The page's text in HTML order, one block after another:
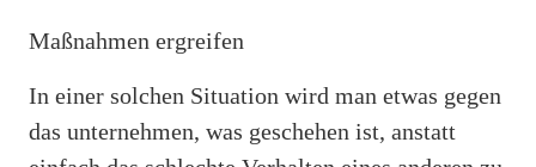
Maßnahmen ergreifen
In einer solchen Situation wird man etwas gegen
das unternehmen, was geschehen ist, anstatt